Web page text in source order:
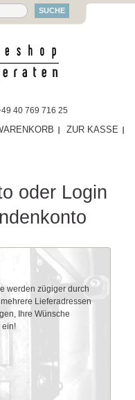
SUCHE
40 769 716 25
ZUR KASSE
oder Login
werden zügiger durch
Lieferadressen
Ihre Wünsche
ein!